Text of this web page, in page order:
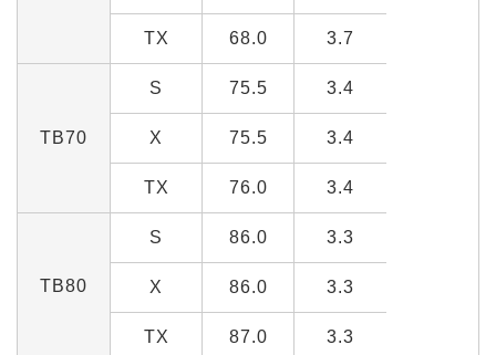
TX 68.0 3.7
TB70
S 75.5 3.4
X 75.5 3.4
TX 76.0 3.4
TB80
S 86.0 3.3
X 86.0 3.3
TX 87.0 3.3